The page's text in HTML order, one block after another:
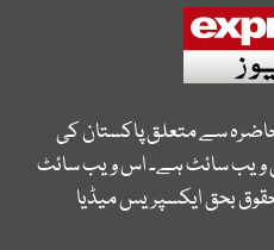
سے متعلق پاکستان کی
ویب سائٹ ہے۔ اس ویب سائٹ
بحق ایکسپریس میڈیا